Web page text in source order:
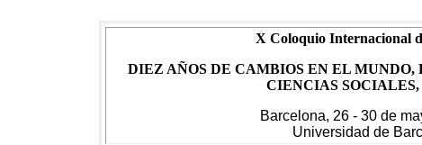
X Coloquio Internacional
DIEZ AÑOS DE CAMBIOS EN EL MUNDO,
CIENCIAS SOCIALES,
Barcelona, 26 - 30 de
Universidad de